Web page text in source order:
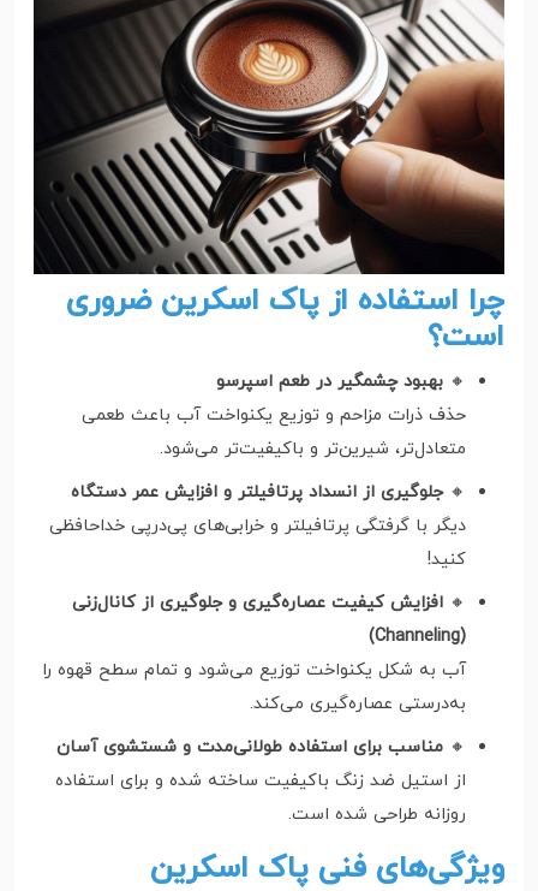
چرا استفاده از پاک اسکرین ضروری
است؟
🔸 بهبود چشمگیر در طعم اسپرسو
حذف ذرات مزاحم و توزیع یکنواخت آب باعث طعمی
متعادل‌تر، شیرین‌تر و باکیفیت‌تر می‌شود.
🔸جلوگیری از انسداد پرتافیلتر و افزایش عمر دستگاه
دیگر با گرفتگی پرتافیلتر و خرابی‌های پی‌در‌پی خداحافظی
کنید!
🔸 افزایش کیفیت عصاره‌گیری و جلوگیری از کانال‌زنی
(Channeling)
آب به شکل یکنواخت توزیع می‌شود و تمام سطح قهوه را
به‌درستی عصاره‌گیری می‌کند.
🔸 مناسب برای استفاده طولانی‌مدت و شستشوی آسان
از استیل ضد زنگ باکیفیت ساخته شده و برای استفاده
روزانه طراحی شده است.
ویژگی‌های فنی پاک اسکرین